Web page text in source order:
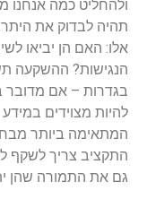
ולהחליט כמה אנחנו
תהיה לבדוק את
אלו: האם הן יביאו
הנגישות? ההשקעה
בגדרות – אם מדובר
להיות מצוידים
המתאימה ביותר
התקציב צריך לשקף
גם את התמורה שהן